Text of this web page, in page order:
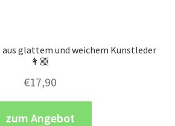
glattem und weichem Kunstleder
👩🏼
€17,90
zum Angebot